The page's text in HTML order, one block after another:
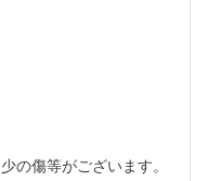
の傷等がございます。